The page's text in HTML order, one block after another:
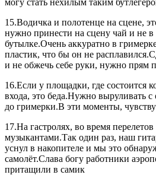
15.Водичка и полотенце на сцене,
нужно принести на сцену чай и не в
бутылке.Очень аккуратно в
пластик, что бы он не
и не обжечь себе руки, нужно прям
16.Если у площадки, где состоится
входа, это беда.Нужно выруливать
до гримерки.В эти моменты,
17.На гастролях, во время
музыкантами.Так один раз, наш
уснул в накопителе и мы это
самолёт.Слава богу работники
притащили в самик